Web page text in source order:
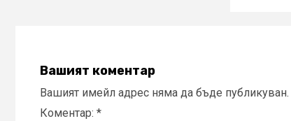
Вашият коментар
Вашият имейл адрес няма да бъде публикуван.
Коментар: *